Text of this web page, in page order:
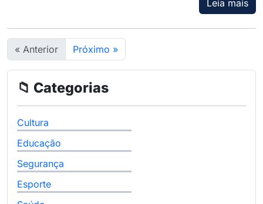
Leia mais
« Anterior Próximo »
📁 Categorias
Cultura
Educação
Segurança
Esporte